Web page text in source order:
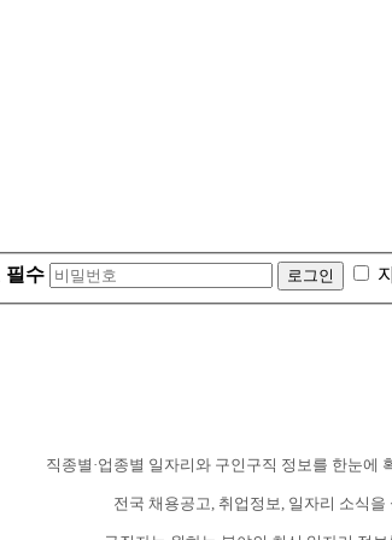
필수
직종별·업종별 일자리와 구인구직 정보를 한눈에
전국 채용공고, 취업정보, 일자리 소식을